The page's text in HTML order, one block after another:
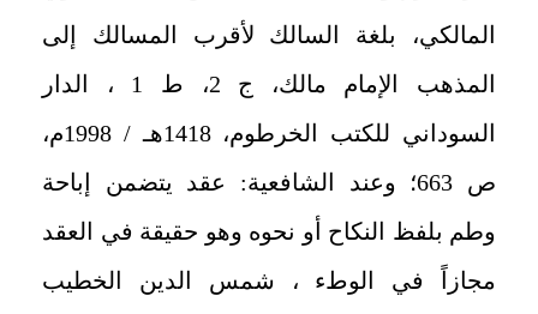
المالكي، بلغة السالك لأقرب المسالك إلى
المذهب الإمام مالك، ج 2، ط 1 ، الدار
السوداني للكتب الخرطوم، 1418هـ / 1998م،
ص 663؛ وعند الشافعية: عقد يتضمن إباحة
وطم بلفظ النكاح أو نحوه وهو حقيقة في العقد
مجازاً في الوطء ، شمس الدين الخطيب